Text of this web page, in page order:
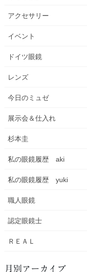
アクセサリー
イベント
ドイツ眼鏡
レンズ
今日のミュゼ
展示会＆仕入れ
杉本圭
私の眼鏡履歴 aki
私の眼鏡履歴 yuki
職人眼鏡
認定眼鏡士
ＲＥＡＬ
月別アーカイブ